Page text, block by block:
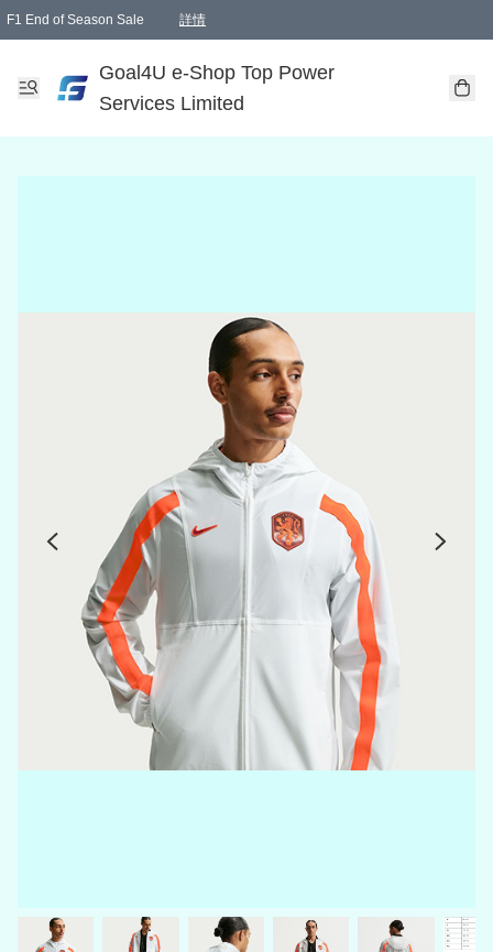
F1 End of Season Sale 詳情
Goal4U e-Shop Top Power
Services Limited